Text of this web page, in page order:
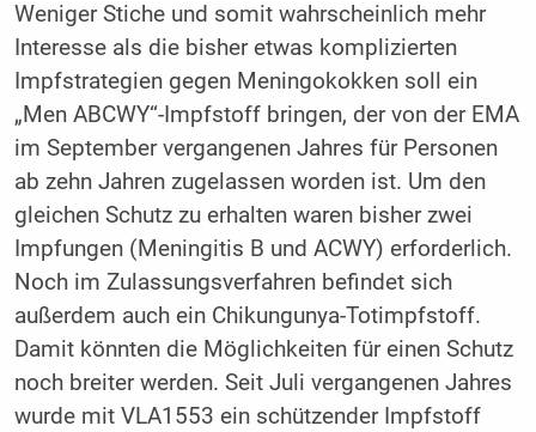
Weniger Stiche und somit wahrscheinlich mehr
Interesse als die bisher etwas komplizierten
Impfstrategien gegen Meningokokken soll ein
„Men ABCWY“-Impfstoff bringen, der von der EMA
im September vergangenen Jahres für Personen
ab zehn Jahren zugelassen worden ist. Um den
gleichen Schutz zu erhalten waren bisher zwei
Impfungen (Meningitis B und ACWY) erforderlich.
Noch im Zulassungsverfahren befindet sich
außerdem auch ein Chikungunya-Totimpfstoff.
Damit könnten die Möglichkeiten für einen Schutz
noch breiter werden. Seit Juli vergangenen Jahres
wurde mit VLA1553 ein schützender Impfstoff